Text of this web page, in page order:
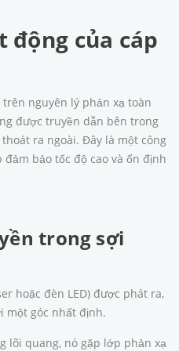
động của cáp
nguyên lý phản xạ toàn
được truyền dẫn bên trong
ra ngoài. Đây là một công
bảo tốc độ cao và ổn định
trong sợi
hoặc đèn LED) được phát ra,
một góc nhất định.
lõi quang, nó gặp lớp phản xạ